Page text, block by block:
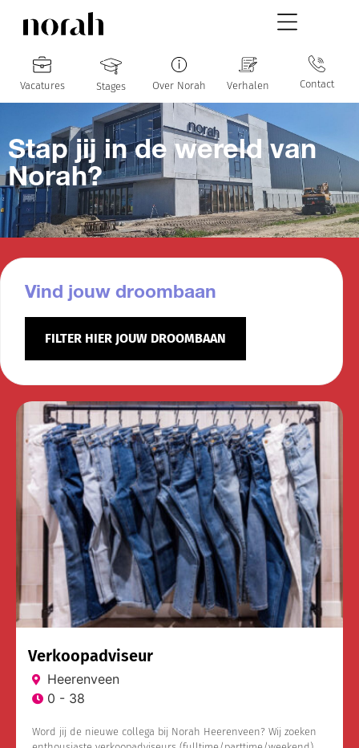
Vacatures Stages Over Norah Verhalen Contact
Stap jij in de wereld van
Norah?
Vind jouw droombaan
FILTER HIER JOUW DROOMBAAN
Verkoopadviseur
Heerenveen
0 - 38
Word jij de nieuwe collega bij Norah Heerenveen? Wij zoeken